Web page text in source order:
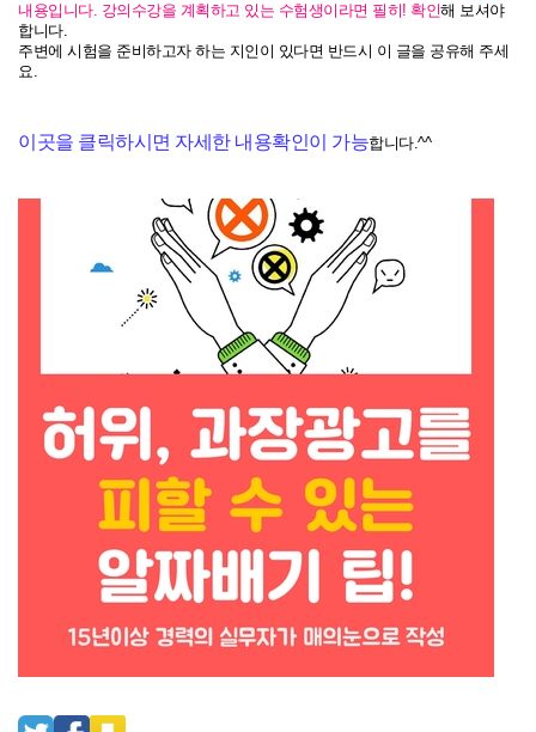
내용입니다. 강의수강을 계획하고 있는 수험생이라면 필히! 확인해 보셔야
합니다.
주변에 시험을 준비하고자 하는 지인이 있다면 반드시 이 글을 공유해 주세
요.
이곳을 클릭하시면 자세한 내용확인이 가능합니다.^^